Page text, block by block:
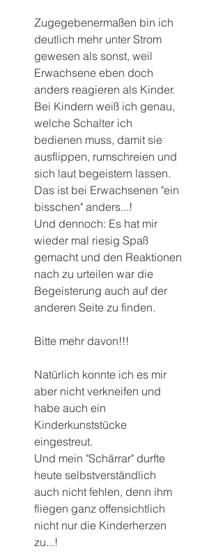
Zugegebenermaßen bin ich
deutlich mehr unter Strom
gewesen als sonst, weil
Erwachsene eben doch
anders reagieren als Kinder.
Bei Kindern weiß ich genau,
welche Schalter ich
bedienen muss, damit sie
ausflippen, rumschreien und
sich laut begeistern lassen.
Das ist bei Erwachsenen "ein
bisschen" anders...!
Und dennoch: Es hat mir
wieder mal riesig Spaß
gemacht und den Reaktionen
nach zu urteilen war die
Begeisterung auch auf der
anderen Seite zu finden.
Bitte mehr davon!!!
Natürlich konnte ich es mir
aber nicht verkneifen und
habe auch ein
Kinderkunststücke
eingestreut.
Und mein "Schärrar" durfte
heute selbstverständlich
auch nicht fehlen, denn ihm
fliegen ganz offensichtlich
nicht nur die Kinderherzen
zu...!